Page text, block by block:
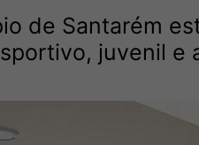
de Santarém
juvenil e